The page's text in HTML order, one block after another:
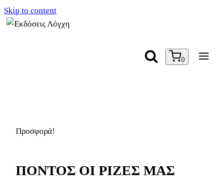
Skip to content
0
Προσφορά!
ΠΟΝΤΟΣ ΟΙ ΡΙΖΕΣ ΜΑΣ